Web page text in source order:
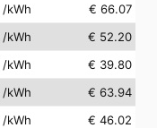
/kWh
€ 66.07
/kWh
€ 52.20
/kWh
€ 39.80
/kWh
€ 63.94
/kWh
€ 46.02